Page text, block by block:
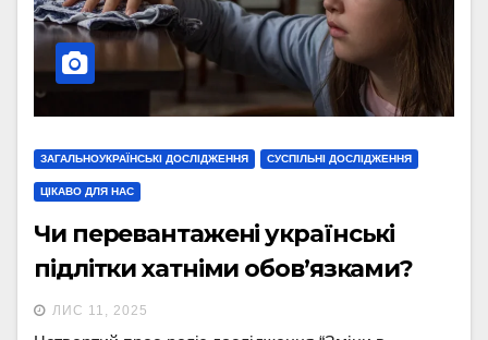
ЗАГАЛЬНОУКРАЇНСЬКІ ДОСЛІДЖЕННЯ СУСПІЛЬНІ ДОСЛІДЖЕННЯ
ЦІКАВО ДЛЯ НАС
Чи перевантажені українські
підлітки хатніми обов’язками?
ЛИС 11, 2025